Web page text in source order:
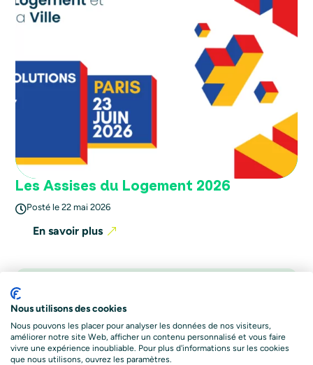
Les Assises du Logement 2026
Posté le 22 mai 2026
En savoir plus
Nous utilisons des cookies
Nous pouvons les placer pour analyser les données de nos visiteurs,
améliorer notre site Web, afficher un contenu personnalisé et vous faire
vivre une expérience inoubliable. Pour plus d'informations sur les cookies
que nous utilisons, ouvrez les paramètres.